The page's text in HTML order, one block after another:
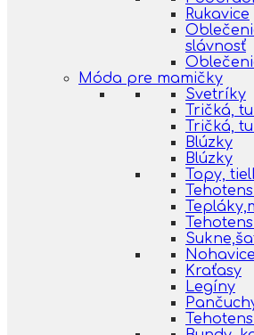
Rukavice
slávnosť
Móda pre mamičky
Svetríky
Tričká,
Tričká,
Blúzky
Blúzky
Topy,
Kraťasy
Legíny